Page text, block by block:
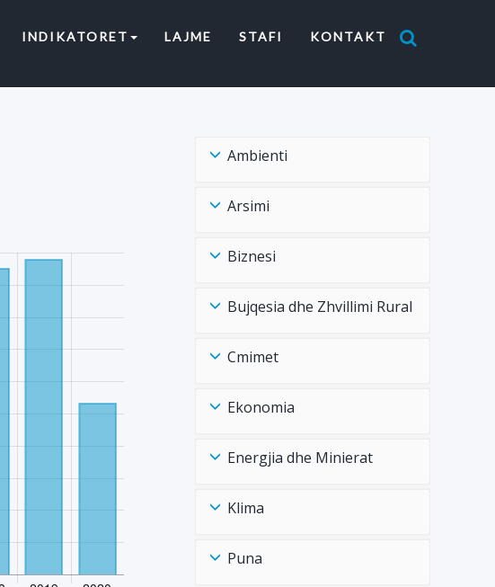
(CURRENT)
INDIKATORET LAJME STAFI KONTAKT
Ambienti
Arsimi
Biznesi
Bujqesia dhe Zhvillimi Rural
Cmimet
Ekonomia
Energjia dhe Minierat
Klima
Puna